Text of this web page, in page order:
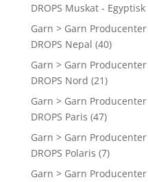
DROPS Muskat -
Garn > Garn
DROPS Nepal (40)
Garn > Garn
DROPS Nord (21)
Garn > Garn
DROPS Paris (47)
Garn > Garn
DROPS Polaris (7)
Garn > Garn